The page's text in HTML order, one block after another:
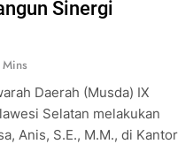
Sinergi
Daerah (Musda) IX
Selatan melakukan
Anis, S.E., M.M., di Kantor